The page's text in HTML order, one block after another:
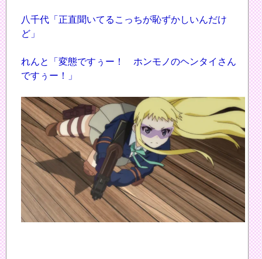
八千代「正直聞いてるこっちが恥ずかしいんだけ
ど」
れんと「変態ですぅー！ ホンモノのヘンタイさん
ですぅー！」